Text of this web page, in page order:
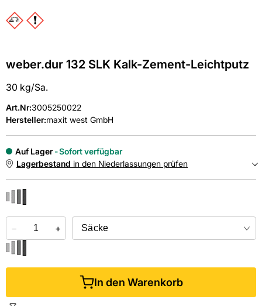
weber.dur 132 SLK Kalk-Zement-Leichtputz
30 kg/Sa.
Art.Nr:3005250022
Hersteller:maxit west GmbH
Auf Lager
Sofort verfügbar
Lagerbestand in den Niederlassungen prüfen
Online kaufen &kostenlos
− +
In den Warenkorb